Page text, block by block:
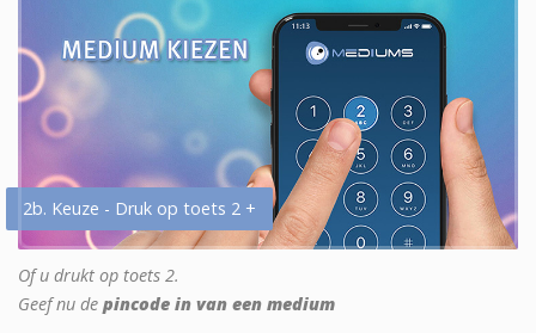
2b. Keuze - Druk op toets 2 +
Of u drukt op toets 2.
Geef nu de pincode in van een medium